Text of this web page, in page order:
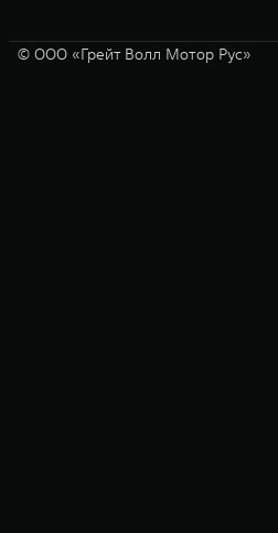
© ООО «Грейт Волл Мотор Рус»